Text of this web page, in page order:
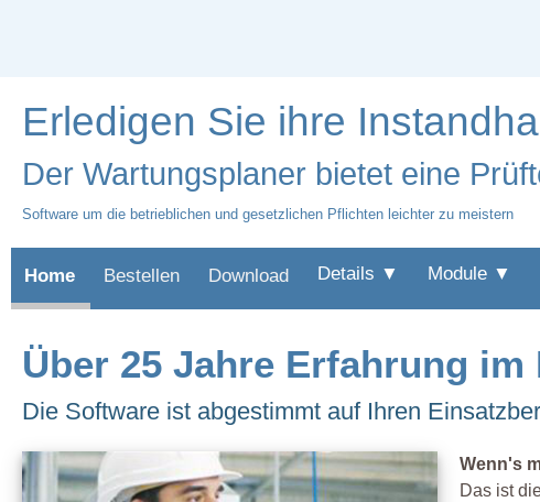
Erledigen Sie ihre
Der Wartungsplaner bietet eine
Software um die betrieblichen und gesetzlichen Pflichten leichter zu meistern
Home Bestellen Download Details ▼ Module ▼
Über 25 Jahre Erfahrung
Die Software ist abgestimmt auf Ihren
Wenn's
Das ist